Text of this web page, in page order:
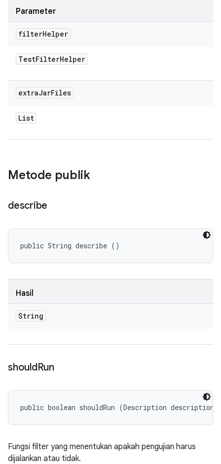
Parameter
filterHelper
TestFilterHelper
extraJarFiles
List
Metode publik
describe
public String describe ()
Hasil
String
shouldRun
public boolean shouldRun (Description description)
Fungsi filter yang menentukan apakah pengujian harus
dijalankan atau tidak.